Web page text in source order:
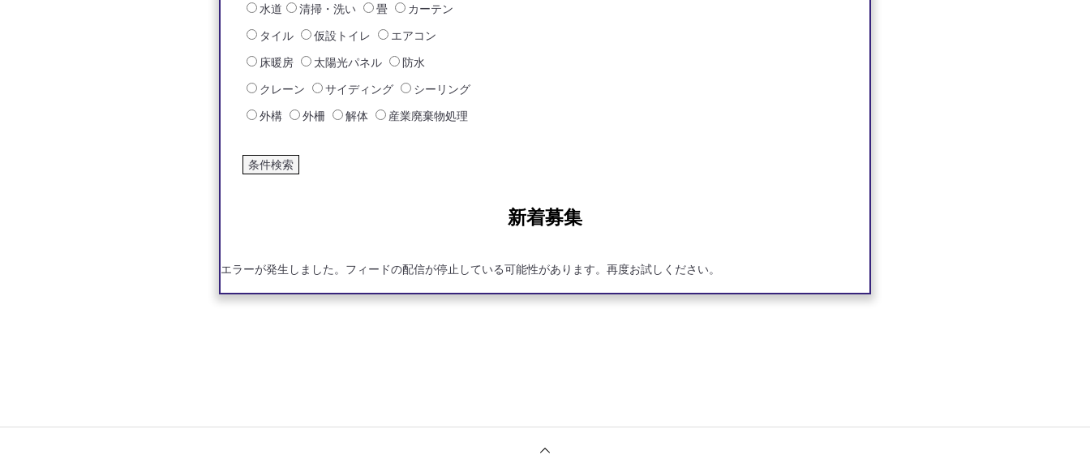
水道
清掃・洗い 畳
カーテン
タイル
仮設トイレ
エアコン
床暖房
太陽光パネル
防水
クレーン
サイディング
シーリング
外構
外柵 解体 産業廃棄物処理
新着募集
エラーが発生しました。フィードの配信が停止している可能性があります。再度お試しください。